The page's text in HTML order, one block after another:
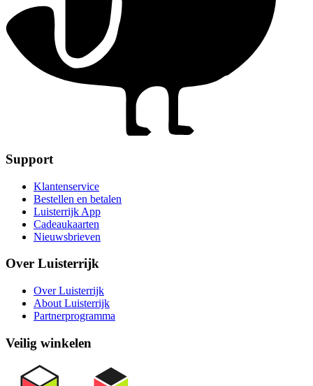
Support
Klantenservice
Bestellen en betalen
Luisterrijk App
Cadeaukaarten
Nieuwsbrieven
Over Luisterrijk
Over Luisterrijk
About Luisterrijk
Partnerprogramma
Veilig winkelen